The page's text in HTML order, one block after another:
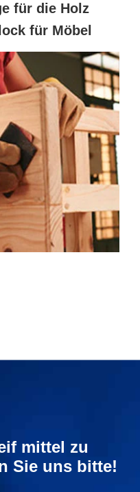
für die Holz
für Möbel
mittel zu
Sie uns bitte!